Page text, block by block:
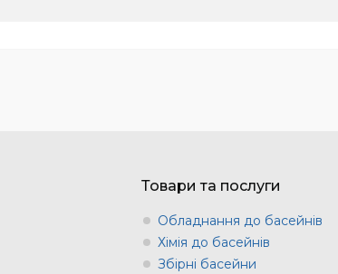
Товари та послуги
Обладнання до басейнів
Хімія до басейнів
Збірні басейни